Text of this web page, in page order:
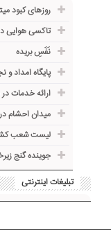
روزهای کبود
تاکسی هوایی
نَفَسِ بریده
پایگاه امداد و
ارائه خدمات
میدان احشام
لیست شعب
جوینده گنج
تبلیغات اینترنتی